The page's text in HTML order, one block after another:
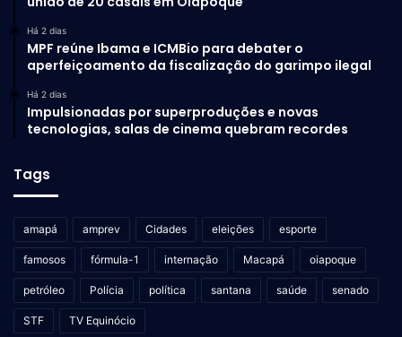
Há 2 dias
MPF reúne Ibama e ICMBio para debater o
aperfeiçoamento da fiscalização do garimpo ilegal
Há 2 dias
Impulsionadas por superproduções e novas
tecnologias, salas de cinema quebram recordes
Tags
amapá amprev Cidades eleições esporte
famosos fórmula-1 internação Macapá oiapoque
petróleo Polícia política santana saúde senado
STF TV Equinócio